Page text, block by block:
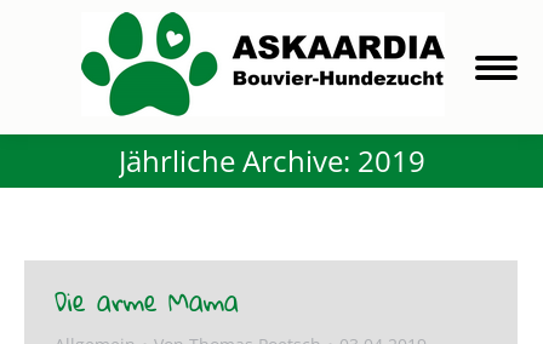
Jährliche Archive: 2019
Die arme Mama